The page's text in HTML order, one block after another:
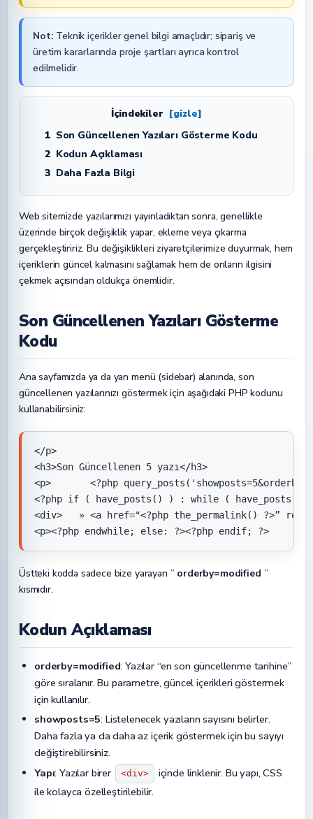
Not: Teknik içerikler genel bilgi amaçlıdır; sipariş ve
üretim kararlarında proje şartları ayrıca kontrol
edilmelidir.
İçindekiler [gizle]
1 Son Güncellenen Yazıları Gösterme Kodu
2 Kodun Açıklaması
3 Daha Fazla Bilgi
Web sitemizde yazılarımızı yayınladıktan sonra, genellikle
üzerinde birçok değişiklik yapar, ekleme veya çıkarma
gerçekleştiririz. Bu değişiklikleri ziyaretçilerimize duyurmak, hem
içeriklerin güncel kalmasını sağlamak hem de onların ilgisini
çekmek açısından oldukça önemlidir.
Son Güncellenen Yazıları Gösterme
Kodu
Ana sayfamızda ya da yan menü (sidebar) alanında, son
güncellenen yazılarınızı göstermek için aşağıdaki PHP kodunu
kullanabilirsiniz:
</p>
<h3>Son Güncellenen 5 yazı</h3>
<p>       <?php
<?php if ( have_posts() ) : while ( have_posts()
<div>   » <a href="<?php the_permalink() ?>”
<p><?php endwhile; else: ?><?php endif; ?>
Üstteki kodda sadece bize yarayan ” orderby=modified ”
kısmıdır.
Kodun Açıklaması
orderby=modified: Yazılar “en son güncellenme tarihine”
göre sıralanır. Bu parametre, güncel içerikleri göstermek
için kullanılır.
showposts=5: Listelenecek yazıların sayısını belirler.
Daha fazla ya da daha az içerik göstermek için bu sayıyı
değiştirebilirsiniz.
Yapı: Yazılar birer <div>
içinde linklenir. Bu yapı, CSS
ile kolayca özelleştirilebilir.